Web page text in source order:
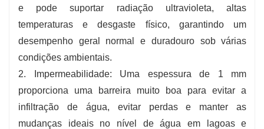
e pode suportar radiação ultravioleta, altas
temperaturas e desgaste físico, garantindo um
desempenho geral normal e duradouro sob várias
condições ambientais.
2. Impermeabilidade: Uma espessura de 1 mm
proporciona uma barreira muito boa para evitar a
infiltração de água, evitar perdas e manter as
mudanças ideais no nível de água em lagoas e